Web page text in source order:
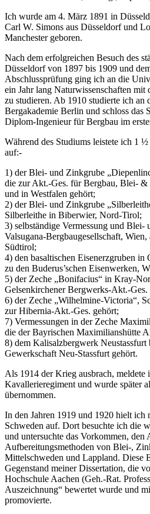
Ich wurde am 4. März 1891 in
Carl W. Simons aus Düsseldorf und
Manchester geboren.
Nach dem erfolgreichen Besuch des
Düsseldorf von 1897 bis 1909 und
Abschlussprüfung ging ich an die
ein Jahr lang Naturwissenschaften
zu studieren. Ab 1910 studierte ich an
Bergakademie Berlin und schloss das
Diplom-Ingenieur für Bergbau im
Während des Studiums leistete ich 1
auf:-
1) der Blei- und Zinkgrube
die zur Akt.-Ges. für Bergbau, Blei-
und in Westfalen gehört;
2) der Blei- und Zinkgrube
Silberleithe in Biberwier, Nord-Tirol;
3) selbständige Vermessung und
Valsugana-Bergbaugesellschaft,
Südtirol;
4) den basaltischen Eisenerzgruben in
zu den Buderus’schen Eisenwerken,
5) der Zeche „Bonifacius“ in Kray-
Gelsenkirchener Bergwerks-Akt.-Ges.
6) der Zeche „Wilhelmine-Victoria“,
zur Hibernia-Akt.-Ges. gehört;
7) Vermessungen in der Zeche
die der Bayrischen Maximilianshütte
8) dem Kalisalzbergwerk Neustassfurt
Gewerkschaft Neu-Stassfurt gehört.
Als 1914 der Krieg ausbrach,
Kavallerieregiment und wurde später
übernommen.
In den Jahren 1919 und 1920 hielt ich
Schweden auf. Dort besuchte ich die
und untersuchte das Vorkommen, den
Aufbereitungsmethoden von Blei-,
Mittelschweden und Lappland. Diese
Gegenstand meiner Dissertation, die
Hochschule Aachen (Geh.-Rat.
Auszeichnung“ bewertet wurde und
promovierte.